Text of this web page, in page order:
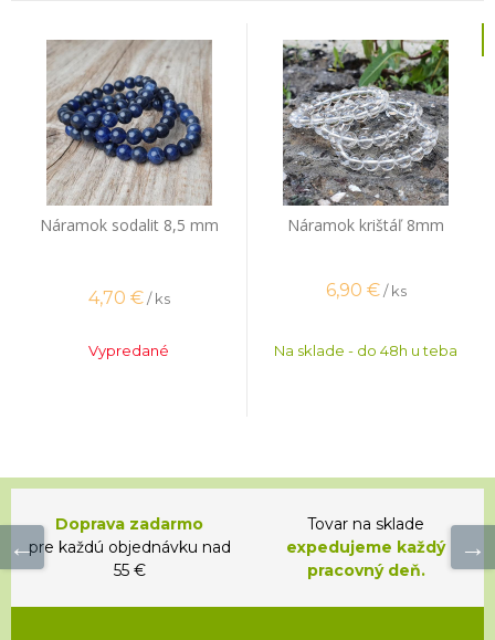
Náramok sodalit 8,5 mm
4,70 € / ks
Vypredané
Náramok krištáľ 8mm
6,90 € / ks
Na sklade - do 48h u teba
Doprava zadarmo
pre každú objednávku nad
55 €
Tovar na sklade
expedujeme každý
pracovný deň.